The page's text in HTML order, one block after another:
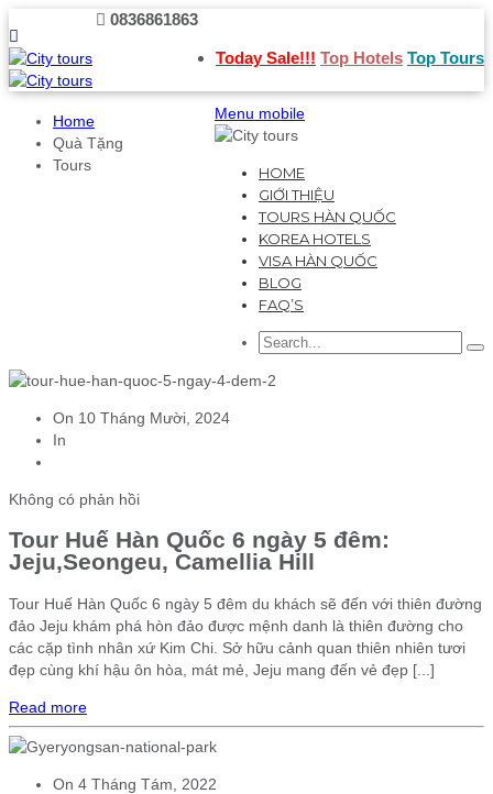
0836861863
Today Sale!!! Top Hotels Top Tours
Menu mobile
HOME
GIỚI THIỆU
TOURS HÀN QUỐC
KOREA HOTELS
VISA HÀN QUỐC
BLOG
FAQ’S
Home
Quà Tặng
Tours
On 10 Tháng Mười, 2024
In
Không có phản hồi
Tour Huế Hàn Quốc 6 ngày 5 đêm:
Jeju,Seongeu, Camellia Hill
Tour Huế Hàn Quốc 6 ngày 5 đêm du khách sẽ đến với thiên đường
đảo Jeju khám phá hòn đảo được mệnh danh là thiên đường cho
các cặp tình nhân xứ Kim Chi. Sở hữu cảnh quan thiên nhiên tươi
đẹp cùng khí hậu ôn hòa, mát mẻ, Jeju mang đến vẻ đẹp [...]
Read more
On 4 Tháng Tám, 2022